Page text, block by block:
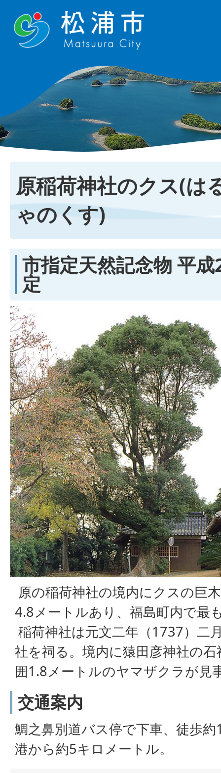
原稲荷神社のクス(は
ゃのくす)
市指定天然記念物 平
定
原の稲荷神社の境内にクスの巨
4.8メートルあり、福島町内で最
稲荷神社は元文二年（1737）二
社を祠る。境内に猿田彦神社の
囲1.8メートルのヤマザクラが見
交通案内
鯛之鼻別道バス停で下車、徒歩
港から約5キロメートル。